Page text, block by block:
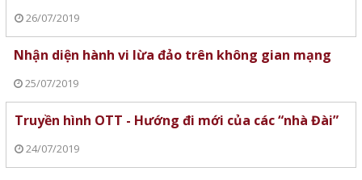
26/07/2019
Nhận diện hành vi lừa đảo trên không gian mạng
25/07/2019
Truyền hình OTT - Hướng đi mới của các “nhà Đài”
24/07/2019